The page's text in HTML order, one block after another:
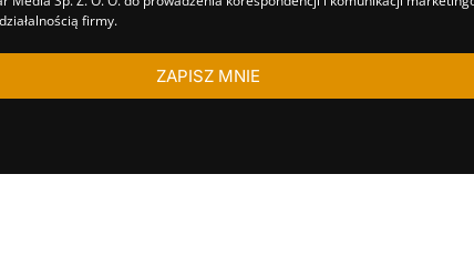
firmy.
ZAPISZ MNIE